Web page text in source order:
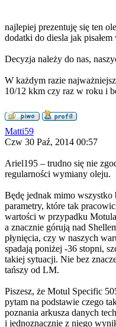
najlepiej prezentuję się ten
dodatki do diesla jak
Decyzja należy do nas,
W każdym razie
10/12 kkm czy raz w roku i
Matti59
Czw 30 Paź, 2014 00:57
Ariel195 – trudno się nie
regularności wymiany oleju.
Będę jednak mimo wszystko
parametry, które tak
wartości w przypadku
a znacznie górują nad
płynięcia, czy w naszych
spadają poniżej -36 stopni,
takiej sytuacji. Nie bez
tańszy od LM.
Piszesz, że Motul Specific
pytam na podstawie czego
poznania arkusza danych
i jednoznacznie z niego